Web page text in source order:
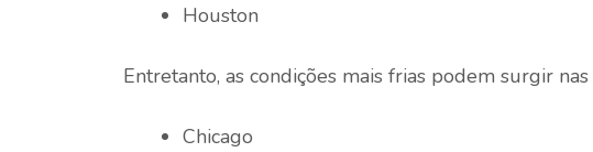
Houston
Entretanto, as condições mais frias podem surgir
Chicago